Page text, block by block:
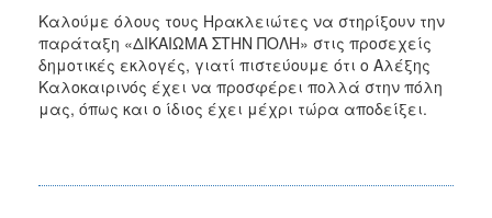
Καλούμε όλους τους Ηρακλειώτες να στηρίξουν την
παράταξη «ΔΙΚΑΙΩΜΑ ΣΤΗΝ ΠΟΛΗ» στις προσεχείς
δημοτικές εκλογές, γιατί πιστεύουμε ότι ο Αλέξης
Καλοκαιρινός έχει να προσφέρει πολλά στην πόλη
μας, όπως και ο ίδιος έχει μέχρι τώρα αποδείξει.